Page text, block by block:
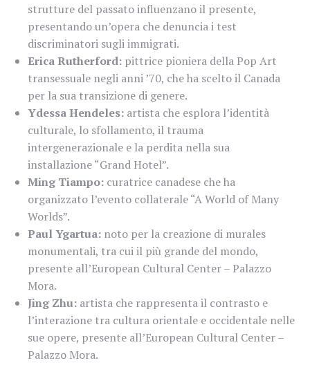
strutture del passato influenzano il presente,
presentando un’opera che denuncia i test
discriminatori sugli immigrati.
Erica Rutherford: pittrice pioniera della Pop Art
transessuale negli anni ’70, che ha scelto il Canada
per la sua transizione di genere.
Ydessa Hendeles: artista che esplora l’identità
culturale, lo sfollamento, il trauma
intergenerazionale e la perdita nella sua
installazione “Grand Hotel”.
Ming Tiampo: curatrice canadese che ha
organizzato l’evento collaterale “A World of Many
Worlds”.
Paul Ygartua: noto per la creazione di murales
monumentali, tra cui il più grande del mondo,
presente all’European Cultural Center – Palazzo
Mora.
Jing Zhu: artista che rappresenta il contrasto e
l’interazione tra cultura orientale e occidentale nelle
sue opere, presente all’European Cultural Center –
Palazzo Mora.